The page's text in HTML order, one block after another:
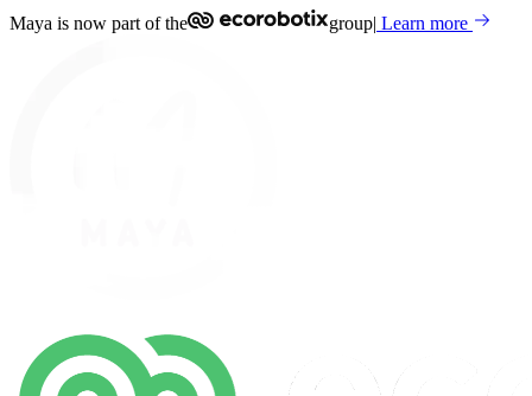
Maya is now part of the group| Learn more